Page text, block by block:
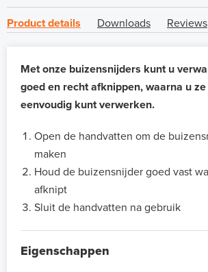
Product details Downloads Reviews
Met onze buizensnijders kunt u
goed en recht afknippen, waarna u
eenvoudig kunt verwerken.
Open de handvatten om de
maken
Houd de buizensnijder goed vast
afknipt
Sluit de handvatten na gebruik
Eigenschappen